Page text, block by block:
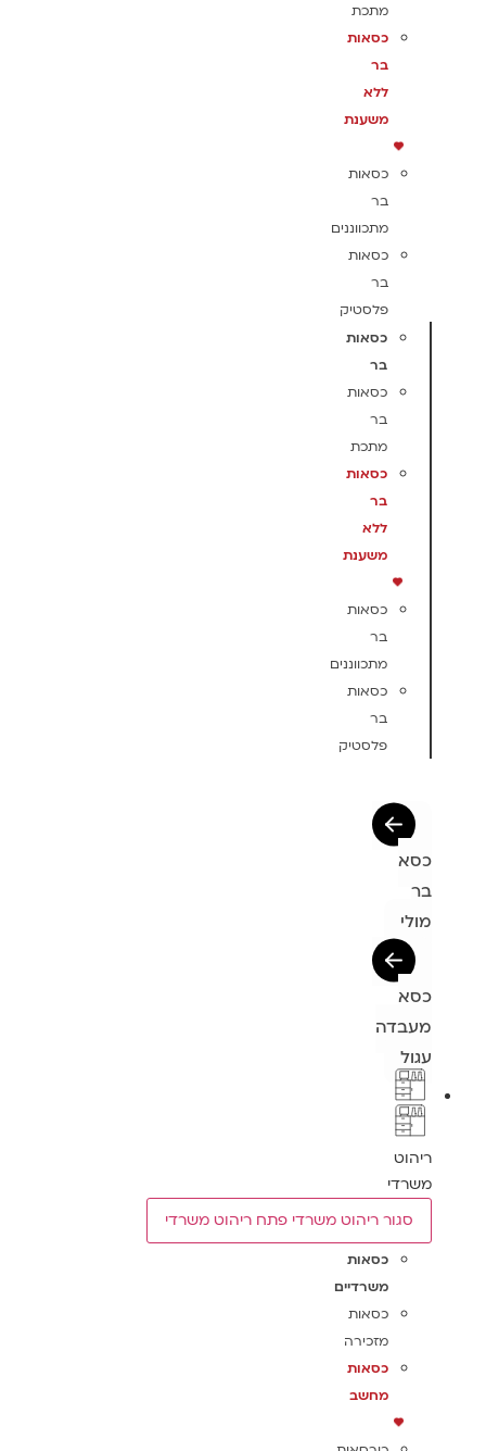
מתכת
כסאות
בר
ללא
משענת
כסאות
בר
מתכווננים
כסאות
בר
פלסטיק
כסאות
בר
כסאות
בר
מתכת
כסאות
בר
ללא
משענת
כסאות
בר
מתכווננים
כסאות
בר
פלסטיק
כסא
בר
מולי
כסא
מעבדה
עגול
ריהוט
משרדי
סגור ריהוט משרדי פתח ריהוט משרדי
כסאות
משרדיים
כסאות
מזכירה
כסאות
מחשב